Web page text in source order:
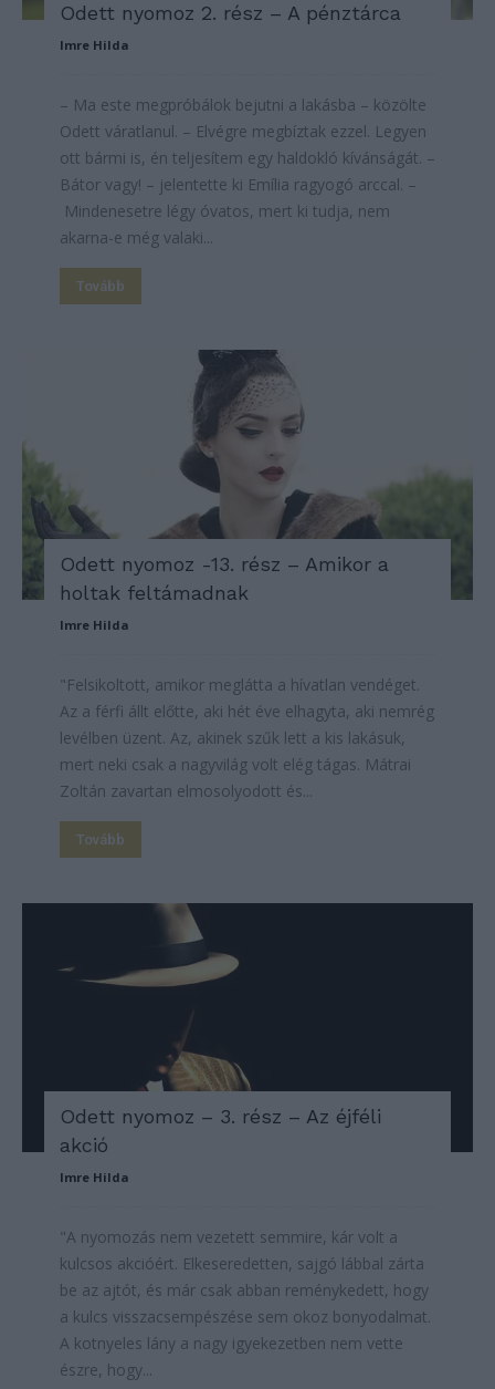
Odett nyomoz 2. rész – A pénztárca
Imre Hilda
– Ma este megpróbálok bejutni a lakásba – közölte
Odett váratlanul. – Elvégre megbíztak ezzel. Legyen
ott bármi is, én teljesítem egy haldokló kívánságát. –
Bátor vagy! – jelentette ki Emília ragyogó arccal. –
Mindenesetre légy óvatos, mert ki tudja, nem
akarna-e még valaki...
Tovább
Odett nyomoz -13. rész – Amikor a
holtak feltámadnak
Imre Hilda
"Felsikoltott, amikor meglátta a hívatlan vendéget.
Az a férfi állt előtte, aki hét éve elhagyta, aki nemrég
levélben üzent. Az, akinek szűk lett a kis lakásuk,
mert neki csak a nagyvilág volt elég tágas. Mátrai
Zoltán zavartan elmosolyodott és...
Tovább
Odett nyomoz – 3. rész – Az éjféli
akció
Imre Hilda
"A nyomozás nem vezetett semmire, kár volt a
kulcsos akcióért. Elkeseredetten, sajgó lábbal zárta
be az ajtót, és már csak abban reménykedett, hogy
a kulcs visszacsempészése sem okoz bonyodalmat.
A kotnyeles lány a nagy igyekezetben nem vette
észre, hogy...